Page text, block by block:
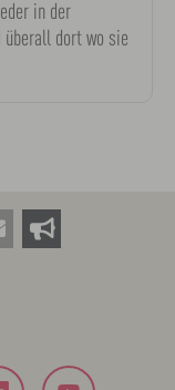
in der
überall dort wo sie